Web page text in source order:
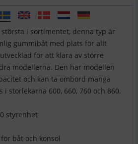
i sortimentet, denna typ är
gummibåt med plats för allt
för att klara av större
modellerna. Den här modellen
och kan ta ombord många
i storlekarna 600, 660, 760 och 860.
styrenhet
båt och konsol